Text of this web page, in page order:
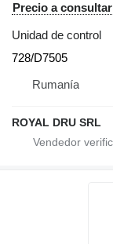
Precio a consultar
Unidad de control
728/D7505
Rumanía
ROYAL DRU SRL